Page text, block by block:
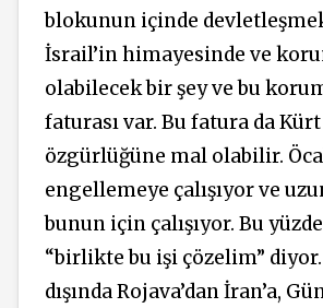
blokunun içinde
İsrail’in himayesinde ve
olabilecek bir şey ve bu
faturası var. Bu fatura da
özgürlüğüne mal olabilir.
engellemeye çalışıyor ve
bunun için çalışıyor. Bu
“birlikte bu işi çözelim”
dışında Rojava’dan İran’a,